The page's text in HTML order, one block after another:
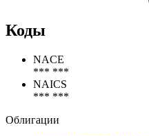
Коды
NACE
*** ***
NAICS
*** ***
Облигации